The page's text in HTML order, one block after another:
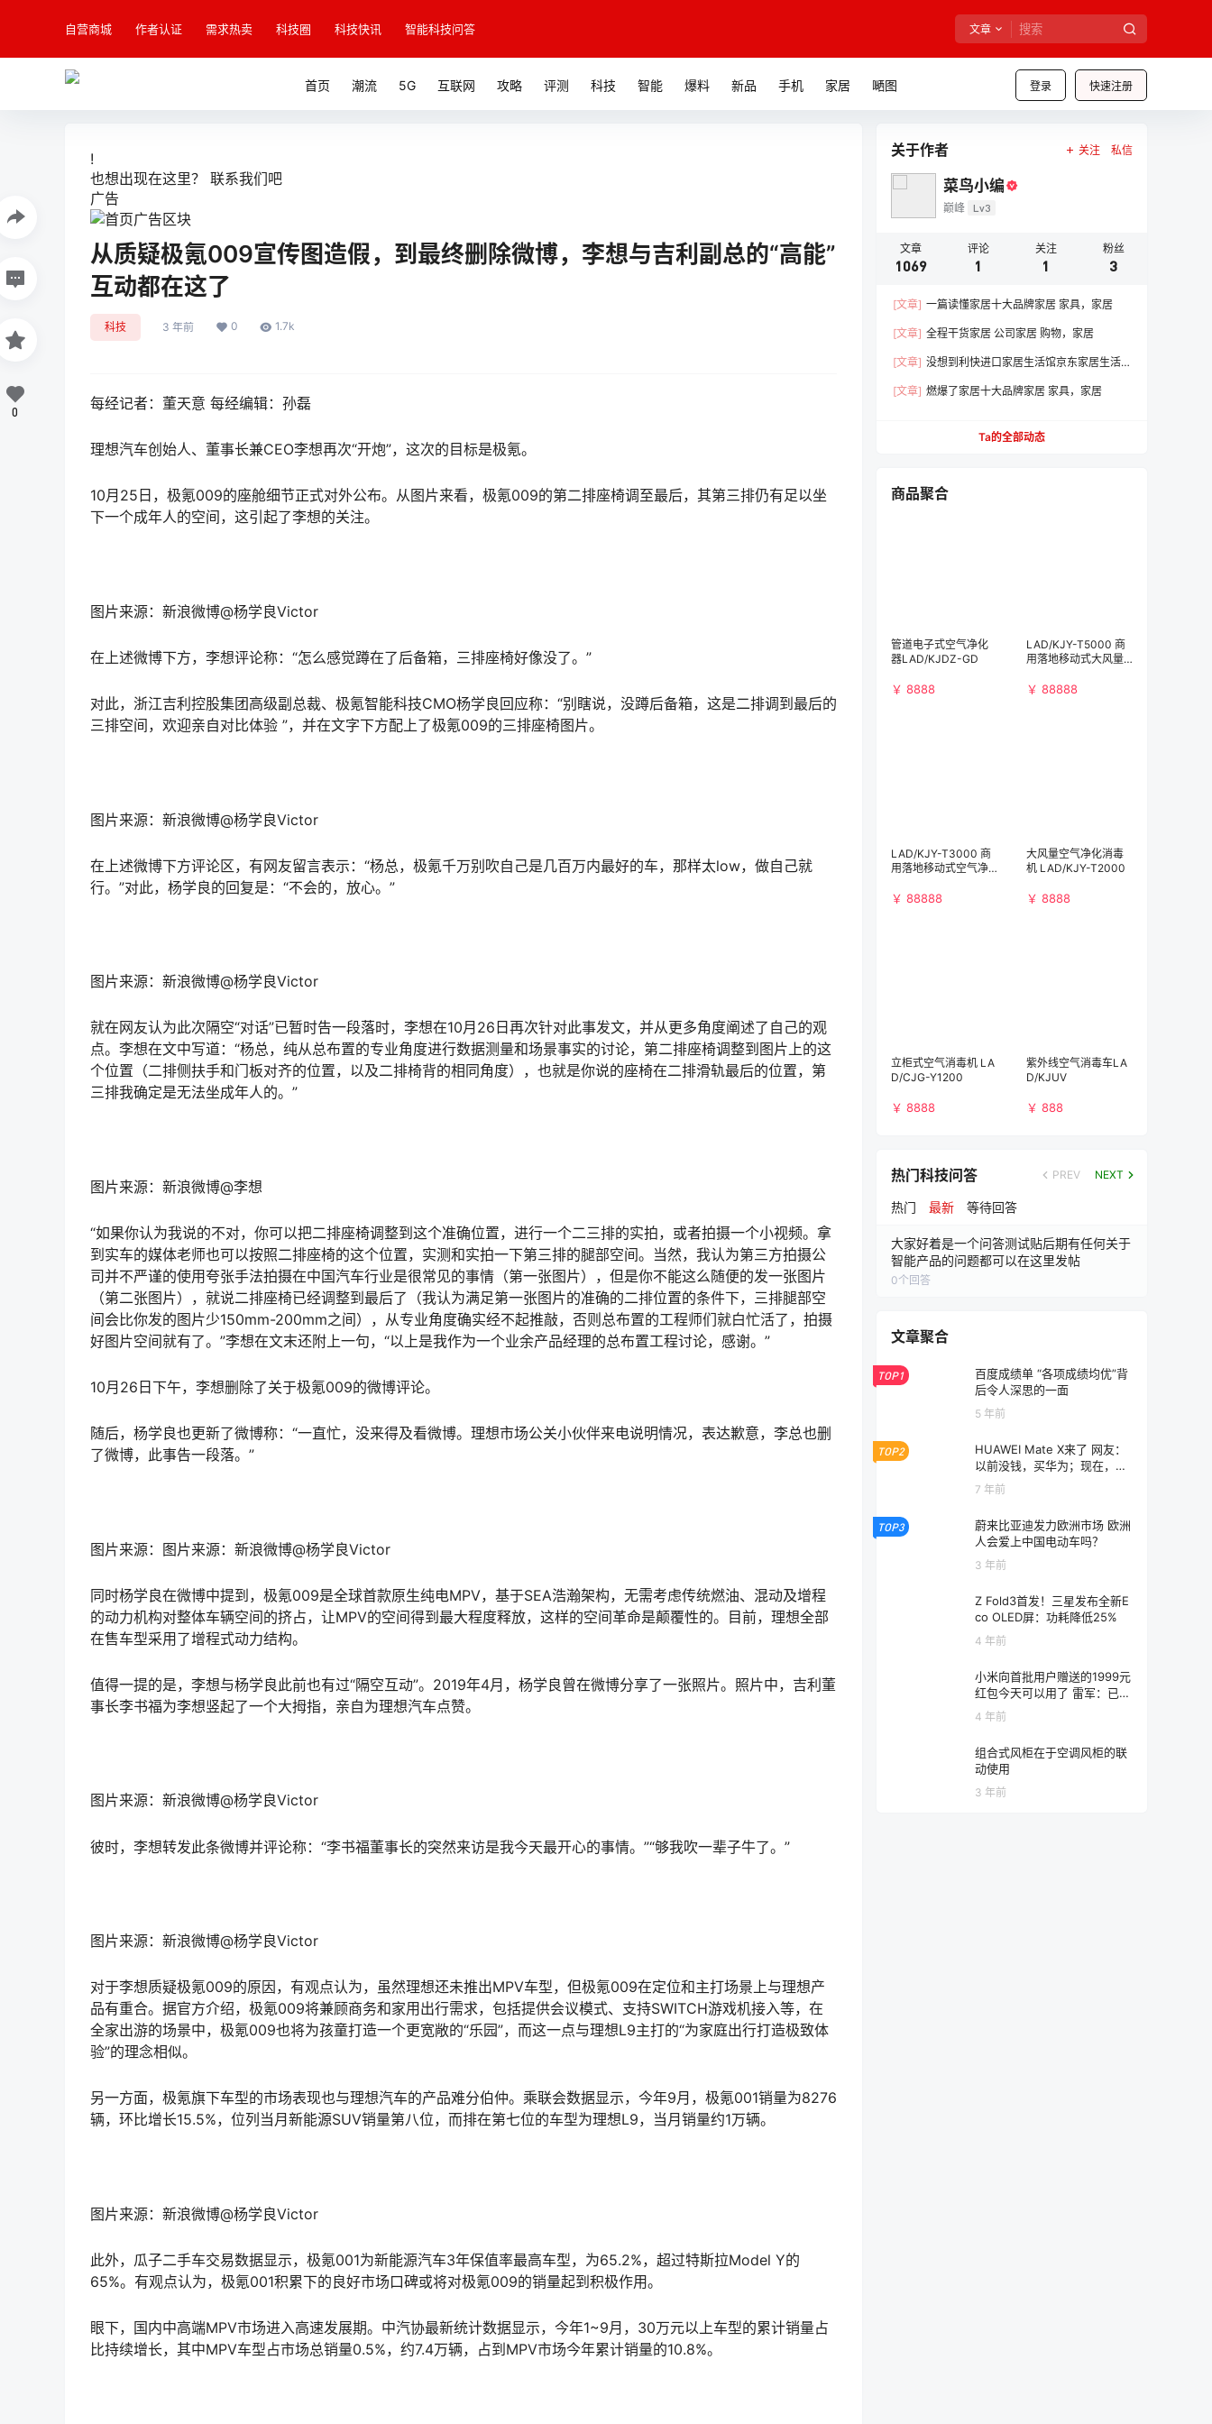
自营商城 作者认证 需求热卖 科技圈 科技快讯 智能科技问答 文章
登录 快速注册
首页 潮流 5G 互联网 攻略 评测 科技 智能 爆料 新品 手机 家居 嗮图
!
也想出现在这里？ 联系我们吧
广告
从质疑极氪009宣传图造假，到最终删除微博，李想与吉利副总的“高能”
互动都在这了
科技 3 年前 0 1.7k
每经记者：董天意 每经编辑：孙磊
理想汽车创始人、董事长兼CEO李想再次“开炮”，这次的目标是极氪。
10月25日，极氪009的座舱细节正式对外公布。从图片来看，极氪009的第二排座椅调至最后，其第三排仍有足以坐
下一个成年人的空间，这引起了李想的关注。
图片来源：新浪微博@杨学良Victor
在上述微博下方，李想评论称：“怎么感觉蹲在了后备箱，三排座椅好像没了。”
对此，浙江吉利控股集团高级副总裁、极氪智能科技CMO杨学良回应称：“别瞎说，没蹲后备箱，这是二排调到最后的
三排空间，欢迎亲自对比体验 ”，并在文字下方配上了极氪009的三排座椅图片。
图片来源：新浪微博@杨学良Victor
在上述微博下方评论区，有网友留言表示：“杨总，极氪千万别吹自己是几百万内最好的车，那样太low，做自己就
行。”对此，杨学良的回复是：“不会的，放心。”
图片来源：新浪微博@杨学良Victor
就在网友认为此次隔空“对话”已暂时告一段落时，李想在10月26日再次针对此事发文，并从更多角度阐述了自己的观
点。李想在文中写道：“杨总，纯从总布置的专业角度进行数据测量和场景事实的讨论，第二排座椅调整到图片上的这
个位置（二排侧扶手和门板对齐的位置，以及二排椅背的相同角度），也就是你说的座椅在二排滑轨最后的位置，第
三排我确定是无法坐成年人的。”
图片来源：新浪微博@李想
“如果你认为我说的不对，你可以把二排座椅调整到这个准确位置，进行一个二三排的实拍，或者拍摄一个小视频。拿
到实车的媒体老师也可以按照二排座椅的这个位置，实测和实拍一下第三排的腿部空间。当然，我认为第三方拍摄公
司并不严谨的使用夸张手法拍摄在中国汽车行业是很常见的事情（第一张图片），但是你不能这么随便的发一张图片
（第二张图片），就说二排座椅已经调整到最后了（我认为满足第一张图片的准确的二排位置的条件下，三排腿部空
间会比你发的图片少150mm-200mm之间），从专业角度确实经不起推敲，否则总布置的工程师们就白忙活了，拍摄
好图片空间就有了。”李想在文末还附上一句，“以上是我作为一个业余产品经理的总布置工程讨论，感谢。”
10月26日下午，李想删除了关于极氪009的微博评论。
随后，杨学良也更新了微博称：“一直忙，没来得及看微博。理想市场公关小伙伴来电说明情况，表达歉意，李总也删
了微博，此事告一段落。”
图片来源：图片来源：新浪微博@杨学良Victor
同时杨学良在微博中提到，极氪009是全球首款原生纯电MPV，基于SEA浩瀚架构，无需考虑传统燃油、混动及增程
的动力机构对整体车辆空间的挤占，让MPV的空间得到最大程度释放，这样的空间革命是颠覆性的。目前，理想全部
在售车型采用了增程式动力结构。
值得一提的是，李想与杨学良此前也有过“隔空互动”。2019年4月，杨学良曾在微博分享了一张照片。照片中，吉利董
事长李书福为李想竖起了一个大拇指，亲自为理想汽车点赞。
图片来源：新浪微博@杨学良Victor
彼时，李想转发此条微博并评论称：“李书福董事长的突然来访是我今天最开心的事情。”“够我吹一辈子牛了。”
图片来源：新浪微博@杨学良Victor
对于李想质疑极氪009的原因，有观点认为，虽然理想还未推出MPV车型，但极氪009在定位和主打场景上与理想产
品有重合。据官方介绍，极氪009将兼顾商务和家用出行需求，包括提供会议模式、支持SWITCH游戏机接入等，在
全家出游的场景中，极氪009也将为孩童打造一个更宽敞的“乐园”，而这一点与理想L9主打的“为家庭出行打造极致体
验”的理念相似。
另一方面，极氪旗下车型的市场表现也与理想汽车的产品难分伯仲。乘联会数据显示，今年9月，极氪001销量为8276
辆，环比增长15.5%，位列当月新能源SUV销量第八位，而排在第七位的车型为理想L9，当月销量约1万辆。
图片来源：新浪微博@杨学良Victor
此外，瓜子二手车交易数据显示，极氪001为新能源汽车3年保值率最高车型，为65.2%，超过特斯拉Model Y的
65%。有观点认为，极氪001积累下的良好市场口碑或将对极氪009的销量起到积极作用。
眼下，国内中高端MPV市场进入高速发展期。中汽协最新统计数据显示，今年1~9月，30万元以上车型的累计销量占
比持续增长，其中MPV车型占市场总销量0.5%，约7.4万辆，占到MPV市场今年累计销量的10.8%。
0
关于作者 关注 私信
菜鸟小编
巅峰 Lv3
文章
1069
评论
1
关注
1
粉丝
3
[文章] 一篇读懂家居十大品牌家居 家具，家居
[文章] 全程干货家居 公司家居 购物，家居
[文章] 没想到利快进口家居生活馆京东家居生活
[文章] 燃爆了家居十大品牌家居 家具，家居
Ta的全部动态
商品聚合
管道电子式空气净化
器LAD/KJDZ-GD
￥ 8888
LAD/KJY-T5000 商
用落地移动式大风量
￥ 88888
LAD/KJY-T3000 商
用落地移动式空气净
h)）
￥ 88888
大风量空气净化消毒
机 LAD/KJY-T2000
￥ 8888
立柜式空气消毒机 LA
D/CJG-Y1200
￥ 8888
紫外线空气消毒车LA
D/KJUV
￥ 888
热门科技问答 PREV NEXT
热门 最新 等待回答
大家好着是一个问答测试贴后期有任何关于
智能产品的问题都可以在这里发帖
0个回答
文章聚合
TOP1
百度成绩单 “各项成绩均优”背
后令人深思的一面
5 年前
TOP2
HUAWEI Mate X来了 网友：
以前没钱，买华为；现在，没
钱买华为
7 年前
TOP3
蔚来比亚迪发力欧洲市场 欧洲
人会爱上中国电动车吗？
3 年前
Z Fold3首发！三星发布全新E
co OLED屏：功耗降低25%
4 年前
小米向首批用户赠送的1999元
红包今天可以用了 雷军：已有
近10万人领取
4 年前
组合式风柜在于空调风柜的联
动使用
3 年前